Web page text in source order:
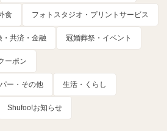
食 フォトスタジオ・プリントサービス
・共済・金融 冠婚葬祭・イベント
ーポン
ー・その他 生活・くらし
Shufoo!お知らせ